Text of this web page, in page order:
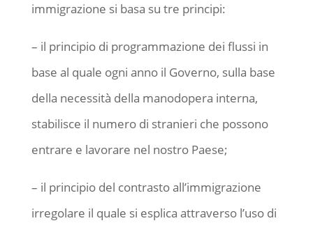
immigrazione si basa su tre principi:
– il principio di programmazione dei flussi in
base al quale ogni anno il Governo, sulla base
della necessità della manodopera interna,
stabilisce il numero di stranieri che possono
entrare e lavorare nel nostro Paese;
– il principio del contrasto all’immigrazione
irregolare il quale si esplica attraverso l’uso di